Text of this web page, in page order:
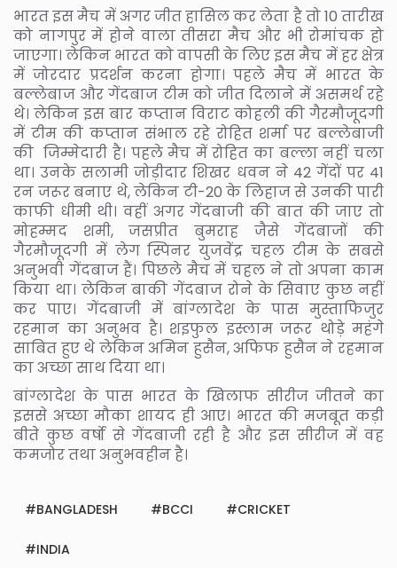
भारत इस मैच में अगर जीत हासिल कर लेता है तो 10 तारीख
को नागपुर में होने वाला तीसरा मैच और भी रोमांचक हो
जाएगा। लेकिन भारत को वापसी के लिए इस मैच में हर क्षेत्र
में जोरदार प्रदर्शन करना होगा। पहले मैच में भारत के
बल्लेबाज और गेंदबाज टीम को जीत दिलाने में असमर्थ रहे
थे। लेकिन इस बार कप्तान विराट कोहली की गैरमौजूदगी
में टीम की कप्तान संभाल रहे रोहित शर्मा पर बल्लेबाजी
की जिम्मेदारी है। पहले मैच में रोहित का बल्ला नहीं चला
था। उनके सलामी जोड़ीदार शिखर धवन ने 42 गेंदों पर 41
रन जरूर बनाए थे, लेकिन टी-20 के लिहाज से उनकी पारी
काफी धीमी थी। वहीं अगर गेंदबाजी की बात की जाए तो
मोहम्मद शमी, जसप्रीत बुमराह जैसे गेंदबाजों की
गैरमौजूदगी में लेग स्पिनर युजवेंद्र चहल टीम के सबसे
अनुभवी गेंदबाज हैं। पिछले मैच में चहल ने तो अपना काम
किया था। लेकिन बाकी गेंदबाज रोने के सिवाए कुछ नहीं
कर पाए। गेंदबाजी में बांग्लादेश के पास मुस्ताफिजुर
रहमान का अनुभव है। शइफुल इस्लाम जरूर थोड़े महंगे
साबित हुए थे लेकिन अमिन हुसैन, अफिफ हुसैन ने रहमान
का अच्छा साथ दिया था।
बांग्लादेश के पास भारत के खिलाफ सीरीज जीतने का
इससे अच्छा मौका शायद ही आए। भारत की मजबूत कड़ी
बीते कुछ वर्षो से गेंदबाजी रही है और इस सीरीज में वह
कमजोर तथा अनुभवहीन है।
BANGLADESH BCCI CRICKET
INDIA